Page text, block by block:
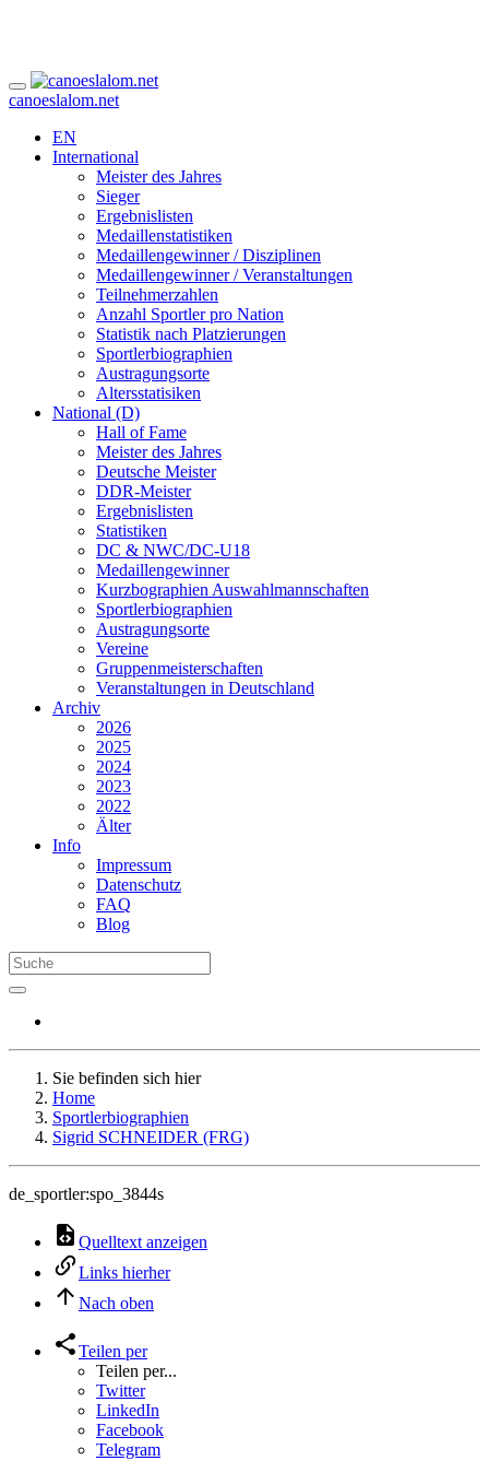
canoeslalom.net
EN
International
Meister des Jahres
Sieger
Ergebnislisten
Medaillenstatistiken
Medaillengewinner / Disziplinen
Medaillengewinner / Veranstaltungen
Teilnehmerzahlen
Anzahl Sportler pro Nation
Statistik nach Platzierungen
Sportlerbiographien
Austragungsorte
Altersstatisiken
National (D)
Hall of Fame
Meister des Jahres
Deutsche Meister
DDR-Meister
Ergebnislisten
Statistiken
DC & NWC/DC-U18
Medaillengewinner
Kurzbographien Auswahlmannschaften
Sportlerbiographien
Austragungsorte
Vereine
Gruppenmeisterschaften
Veranstaltungen in Deutschland
Archiv
2026
2025
2024
2023
2022
Älter
Info
Impressum
Datenschutz
FAQ
Blog
Sie befinden sich hier
Home
Sportlerbiographien
Sigrid SCHNEIDER (FRG)
de_sportler:spo_3844s
Quelltext anzeigen
Links hierher
Nach oben
Teilen per
Teilen per...
Twitter
LinkedIn
Facebook
Telegram